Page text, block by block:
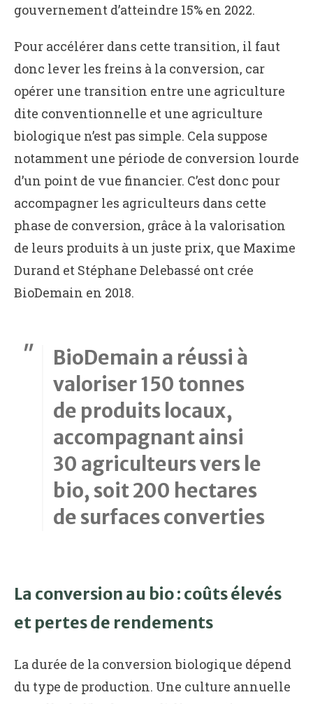
gouvernement d’atteindre 15% en 2022.
Pour accélérer dans cette transition, il faut
donc lever les freins à la conversion, car
opérer une transition entre une agriculture
dite conventionnelle et une agriculture
biologique n’est pas simple. Cela suppose
notamment une période de conversion lourde
d’un point de vue financier. C’est donc pour
accompagner les agriculteurs dans cette
phase de conversion, grâce à la valorisation
de leurs produits à un juste prix, que Maxime
Durand et Stéphane Delebassé ont crée
BioDemain en 2018.
BioDemain a réussi à
valoriser 150 tonnes
de produits locaux,
accompagnant ainsi
30 agriculteurs vers le
bio, soit 200 hectares
de surfaces converties
La conversion au bio : coûts élevés
et pertes de rendements
La durée de la conversion biologique dépend
du type de production. Une culture annuelle